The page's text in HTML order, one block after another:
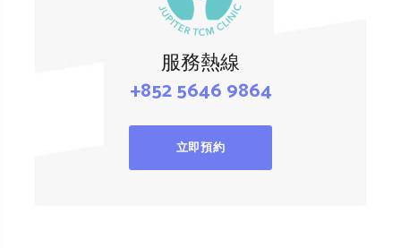
服務熱線
+852 5646 9864
立即預約